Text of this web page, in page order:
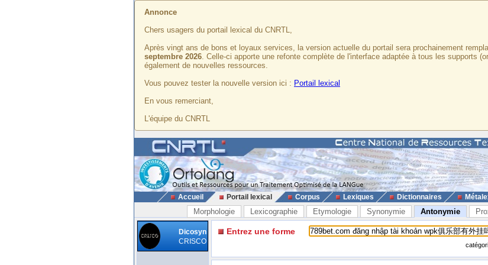
Annonce
Chers usagers du portail lexical du CNRTL,
Après vingt ans de bons et loyaux services, la version actuelle du portail sera prochainement
septembre 2026. Celle-ci apporte une refonte complète de l'interface adaptée à tous les supports
également de nouvelles ressources.
Vous pouvez tester la nouvelle version ici : Portail lexical
En vous remerciant,
L'équipe du CNRTL
Accueil Portail lexical Corpus Lexiques Dictionnaires
Morphologie Lexicographie Etymologie Synonymie Antonymie
Dicosyn
CRISCO
Entrez une forme